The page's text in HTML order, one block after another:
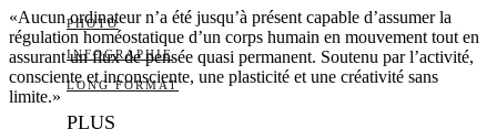
PHOTO
INFOGRAPHIE
LONG FORMAT
PLUS
«Aucun ordinateur n’a été jusqu’à présent capable d’assumer la
régulation homéostatique d’un corps humain en mouvement tout en
assurant un flux de pensée quasi permanent. Soutenu par l’activité,
consciente et inconsciente, une plasticité et une créativité sans
limite.»